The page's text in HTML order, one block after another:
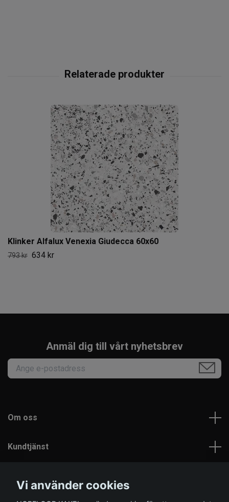
Klinker Alfalux Venexia Giudecca 60x60
793 kr 634 kr
Anmäl dig till vårt nyhetsbrev
Om oss
Kundtjänst
Vi använder cookies